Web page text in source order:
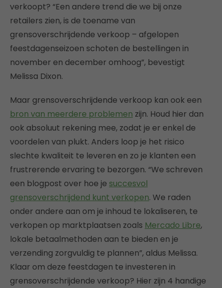
verkoopt? “Een andere trend die we bij onze
retailers zien, is de toename van
grensoverschrijdende verkoop – afgelopen
feestdagenseizoen schoten de bestellingen in
november en december omhoog”, bevestigt
Melissa Dixon.
Maar grensoverschrijdende verkoop kan ook een
bron van meerdere problemen zijn. Houd hier dan
ook absoluut rekening mee, zodat je er enkel de
voordelen van plukt. Anders loop je het risico
slechte kwaliteit te leveren en zo je klanten een
frustrerende ervaring te bezorgen. “We schreven
een blogpost over hoe je succesvol
grensoverschrijdend kunt verkopen. We raden
onder andere aan om je inhoud te lokaliseren, te
verkopen op marktplaatsen zoals Mercado Libre,
lokale betaalmethoden aan te bieden en je
verzending zorgvuldig te plannen”, aldus Melissa.
Klaar om deze feestdagen te investeren in
grensoverschrijdende verkoop? Hier zijn 4 handige